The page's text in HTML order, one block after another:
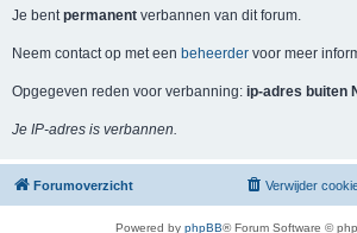
Je bentpermanent verbannen van dit forum.
Neem contact op met een beheerder voor meer
Opgegeven reden voor verbanning: ip-adres buiten
Je IP-adres is verbannen.
Forumoverzicht Verwijder
Powered by phpBB® Forum Software ©